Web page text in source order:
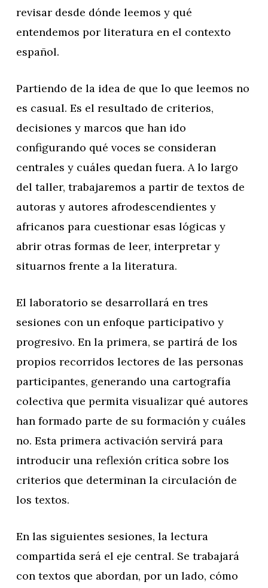
revisar desde dónde leemos y qué
entendemos por literatura en el contexto
español.
Partiendo de la idea de que lo que leemos no
es casual. Es el resultado de criterios,
decisiones y marcos que han ido
configurando qué voces se consideran
centrales y cuáles quedan fuera. A lo largo
del taller, trabajaremos a partir de textos de
autoras y autores afrodescendientes y
africanos para cuestionar esas lógicas y
abrir otras formas de leer, interpretar y
situarnos frente a la literatura.
El laboratorio se desarrollará en tres
sesiones con un enfoque participativo y
progresivo. En la primera, se partirá de los
propios recorridos lectores de las personas
participantes, generando una cartografía
colectiva que permita visualizar qué autores
han formado parte de su formación y cuáles
no. Esta primera activación servirá para
introducir una reflexión crítica sobre los
criterios que determinan la circulación de
los textos.
En las siguientes sesiones, la lectura
compartida será el eje central. Se trabajará
con textos que abordan, por un lado, cómo